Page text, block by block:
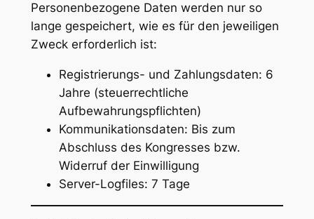
Personenbezogene Daten werden nur so
lange gespeichert, wie es für den jeweiligen
Zweck erforderlich ist:
Registrierungs- und Zahlungsdaten: 6
Jahre (steuerrechtliche
Aufbewahrungspflichten)
Kommunikationsdaten: Bis zum
Abschluss des Kongresses bzw.
Widerruf der Einwilligung
Server-Logfiles: 7 Tage